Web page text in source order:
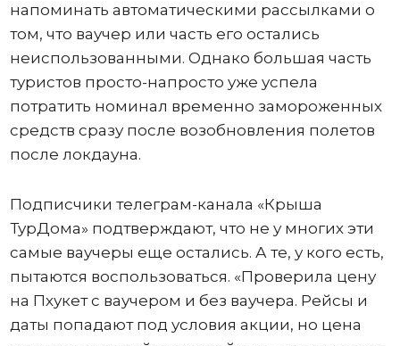
напоминать автоматическими рассылками о
том, что ваучер или часть его остались
неиспользованными. Однако большая часть
туристов просто-напросто уже успела
потратить номинал временно замороженных
средств сразу после возобновления полетов
после локдауна.
Подписчики телеграм-канала «Крыша
ТурДома» подтверждают, что не у многих эти
самые ваучеры еще остались. А те, у кого есть,
пытаются воспользоваться. «Проверила цену
на Пхукет с ваучером и без ваучера. Рейсы и
даты попадают под условия акции, но цена